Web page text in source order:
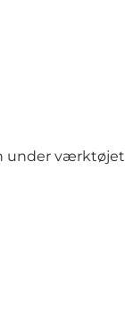
under værktøjet